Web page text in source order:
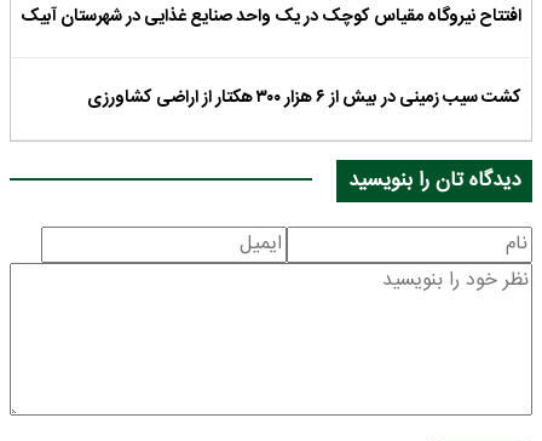
افتتاح نیروگاه مقیاس کوچک در یک واحد صنایع غذایی در شهرستان آبیک
کشت سیب زمینی در بیش از ۶ هزار ۳۰۰ هکتار از اراضی کشاورزی
دیدگاه تان را بنویسید